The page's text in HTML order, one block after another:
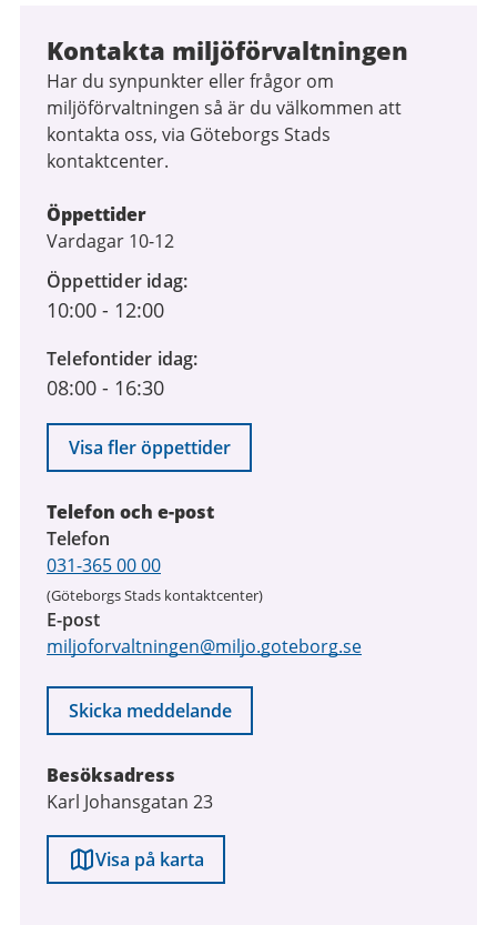
Kontakta miljöförvaltningen
Har du synpunkter eller frågor om
miljöförvaltningen så är du välkommen att
kontakta oss, via Göteborgs Stads
kontaktcenter.
Öppettider
Vardagar 10-12
Öppettider idag
10:00 - 12:00
Telefontider idag
08:00 - 16:30
Visa fler öppettider
Telefon och e-post
Telefon
031-365 00 00
(Göteborgs Stads kontaktcenter)
E-post
miljoforvaltningen@miljo.goteborg.se
Skicka meddelande
Besöksadress
Karl Johansgatan 23
Visa på karta